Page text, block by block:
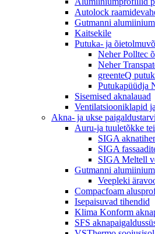
Autolock
Gutmanni
Kaitsekile
Putuka- ja
Neher Polltec
Neher
greenteQ
Putukapüüdja
Sisemised aknalauad
Ventilatsiooniklapid
Akna- ja ukse
Auru-ja tuuletõkke
SIGA
SIGA
SIGA Meltell
Gutmanni
Veepleki
Compacfoam
Isepaisuvad tihendid
Klima Konform
SFS